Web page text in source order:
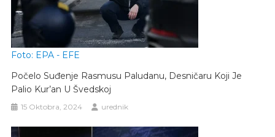
Foto: EPA - EFE
Počelo Suđenje Rasmusu Paludanu, Desničaru Koji Je
Palio Kur’an U Švedskoj
15 Oktobra, 2024 urednik